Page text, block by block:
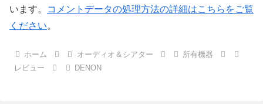
います。
コメントデータの処理方法の詳細はこちらをご覧
ください。
ホーム オーディオ＆シアター
所有機器
レビュー
DENON